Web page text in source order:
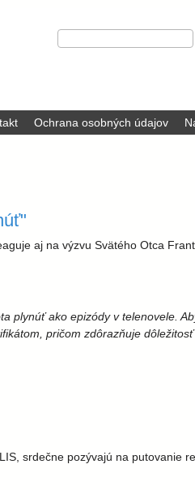
V
y
d
á
v
H
ľ
ť
Ochrana osobných údajov
aj na výzvu Svätého Otca
plynúť ako epizódy v telenovele.
pričom zdôrazňuje
srdečne pozývajú na putovanie